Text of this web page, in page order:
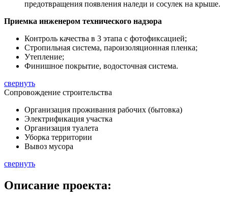
предотвращения появления наледи и сосулек на крыше.
Приемка инженером технического надзора
Контроль качества в 3 этапа с фотофиксацией;
Стропильная система, пароизоляционная пленка;
Утепление;
Финишное покрытие, водосточная система.
свернуть
Сопровождение строительства
Организация проживания рабочих (бытовка)
Электрификация участка
Организация туалета
Уборка территории
Вывоз мусора
свернуть
Описание проекта: